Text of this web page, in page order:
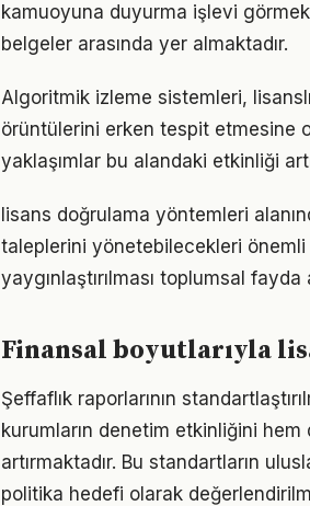
kamuoyuna duyurma işlevi
belgeler arasında yer almaktadır.
Algoritmik izleme sistemleri,
örüntülerini erken tespit etmesine
yaklaşımlar bu alandaki etkinliği
lisans doğrulama yöntemleri
taleplerini yönetebilecekleri önemli
yaygınlaştırılması toplumsal fayda
Finansal boyutlarıyla
Şeffaflık raporlarının
kurumların denetim etkinliğini hem
artırmaktadır. Bu standartların
politika hedefi olarak